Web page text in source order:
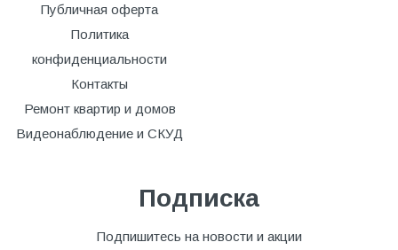
Публичная оферта
Политика
конфиденциальности
Контакты
Ремонт квартир и домов
Видеонаблюдение и СКУД
Подписка
Подпишитесь на новости и акции